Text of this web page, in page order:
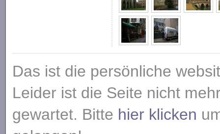
Das ist die persönliche
Leider ist die Seite nicht
gewartet. Bitte hier klicken